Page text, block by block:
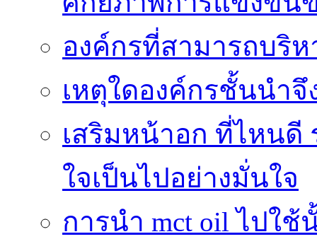
องค์กรที่สามารถบริ
เหตุใดองค์กรชั้นนำ
เสริมหน้าอก ที่ไหนดี
ใจเป็นไปอย่างมั่นใจ
การนำ mct oil ไปใ